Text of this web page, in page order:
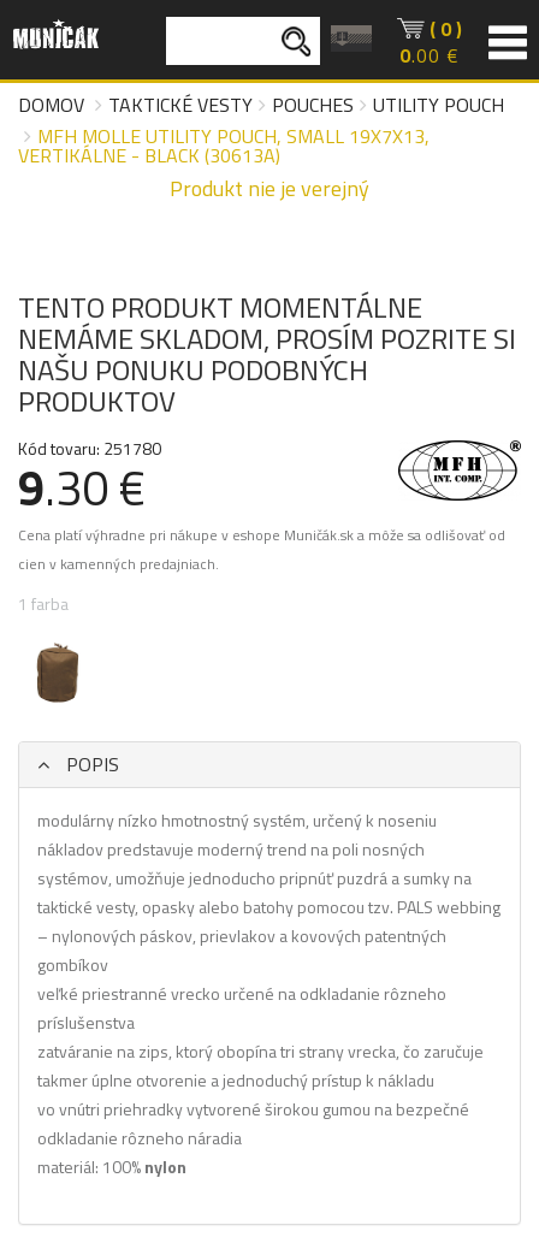
( 0 )
0.00 €
DOMOV
TAKTICKÉ VESTY POUCHES
UTILITY POUCH
MFH MOLLE UTILITY POUCH, SMALL 19X7X13,
VERTIKÁLNE - BLACK (30613A)
Produkt nie je verejný
TENTO PRODUKT MOMENTÁLNE
NEMÁME SKLADOM, PROSÍM POZRITE SI
NAŠU PONUKU PODOBNÝCH
PRODUKTOV
Kód tovaru: 251780
9.30 €
Cena platí výhradne pri nákupe v eshope Muničák.sk a môže sa odlišovať od
cien v kamenných predajniach.
1 farba
POPIS
modulárny nízko hmotnostný systém, určený k noseniu
nákladov predstavuje moderný trend na poli nosných
systémov, umožňuje jednoducho pripnúť puzdrá a sumky na
taktické vesty, opasky alebo batohy pomocou tzv. PALS webbing
– nylonových páskov, prievlakov a kovových patentných
gombíkov
veľké priestranné vrecko určené na odkladanie rôzneho
príslušenstva
zatváranie na zips, ktorý obopína tri strany vrecka, čo zaručuje
takmer úplne otvorenie a jednoduchý prístup k nákladu
vo vnútri priehradky vytvorené širokou gumou na bezpečné
odkladanie rôzneho náradia
materiál: 100%nylon